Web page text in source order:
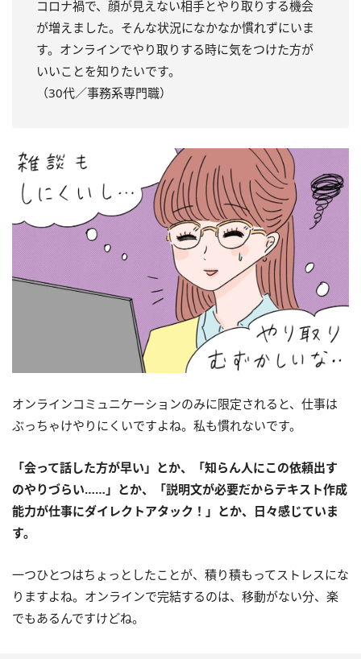
コロナ禍で、顔が見えない相手とやり取りする機会
が増えました。そんな状況になかなか慣れずにいま
す。オンラインでやり取りする時に気をつけた方が
いいことを知りたいです。
（30代／事務系専門職）
オンラインコミュニケーションのみに限定されると、仕事は
ぶっちゃけやりにくいですよね。私も慣れないです。
「会って話した方が早い」とか、「知らん人にこの依頼出す
のやりづらい……」とか、「説明文が必要だからテキスト作成
能力が仕事にダイレクトアタック！」とか、日々感じていま
す。
一つひとつはちょっとしたことが、積り積もってストレスにな
りますよね。オンラインで完結するのは、移動がない分、楽
でもあるんですけどね。